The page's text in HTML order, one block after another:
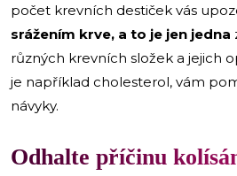
počet krevních destiček vás
srážením krve, a to je jen jedna
různých krevních složek a jejich
je například cholesterol, vám
návyky.
Odhalte příčinu